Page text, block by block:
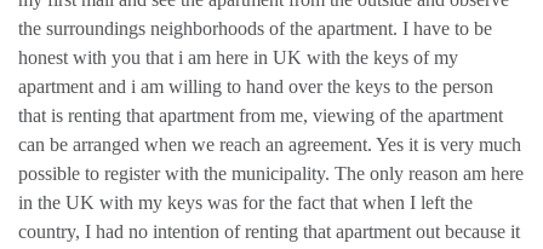
the surroundings neighborhoods of the apartment. I have to be
honest with you that i am here in UK with the keys of my
apartment and i am willing to hand over the keys to the person
that is renting that apartment from me, viewing of the apartment
can be arranged when we reach an agreement. Yes it is very much
possible to register with the municipality. The only reason am here
in the UK with my keys was for the fact that when I left the
country, I had no intention of renting that apartment out because it